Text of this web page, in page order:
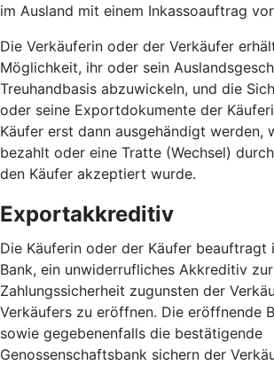
im Ausland mit einem Inkassoauftrag
Die Verkäuferin oder der Verkäufer
Möglichkeit, ihr oder sein
Treuhandbasis abzuwickeln, und die
oder seine Exportdokumente der
Käufer erst dann ausgehändigt werden,
bezahlt oder eine Tratte (Wechsel)
den Käufer akzeptiert wurde.
Exportakkreditiv
Die Käuferin oder der Käufer beauftragt
Bank, ein unwiderrufliches Akkreditiv zur
Zahlungssicherheit zugunsten der
Verkäufers zu eröffnen. Die eröffnende
sowie gegebenenfalls die bestätigende
Genossenschaftsbank sichern der